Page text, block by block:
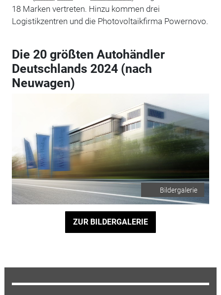
18 Marken vertreten. Hinzu kommen drei
Logistikzentren und die Photovoltaikfirma Powernovo.
Die 20 größten Autohändler
Deutschlands 2024 (nach
Neuwagen)
Bildergalerie
ZUR BILDERGALERIE